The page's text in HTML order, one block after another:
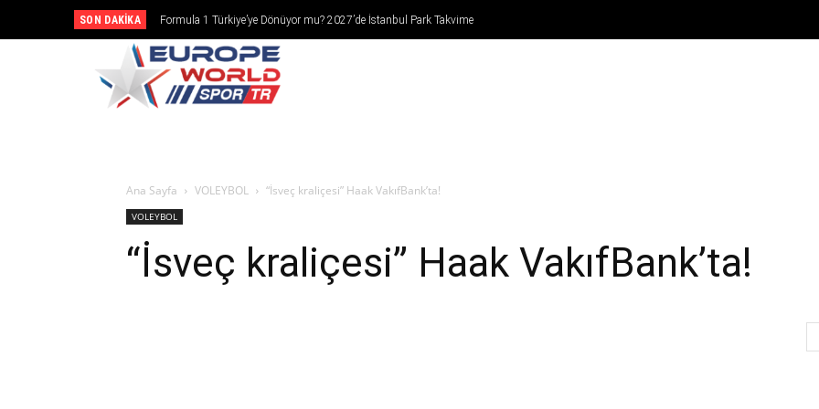
SON DAKIKA
Formula 1 Türkiye’ye Dönüyor mu? 2027’de İstanbul Park Takvime
Girebilir
Ana Sayfa VOLEYBOL “İsveç kraliçesi” Haak VakıfBank’ta!
VOLEYBOL
“İsveç kraliçesi” Haak VakıfBank’ta!